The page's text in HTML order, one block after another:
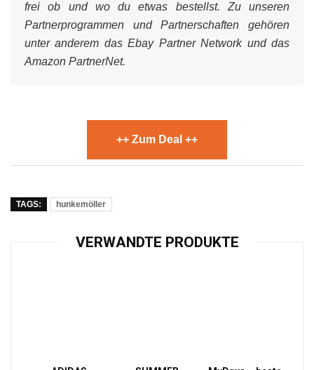
frei ob und wo du etwas bestellst. Zu unseren
Partnerprogrammen und Partnerschaften gehören
unter anderem das Ebay Partner Network und das
Amazon PartnerNet.
++ Zum Deal ++
TAGS: hunkemöller
VERWANDTE PRODUKTE